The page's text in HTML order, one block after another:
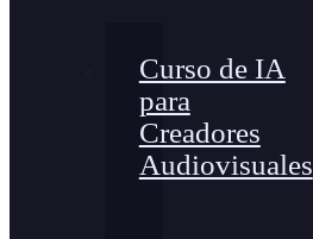
Curso de IA
para
Creadores
Audiovisuales